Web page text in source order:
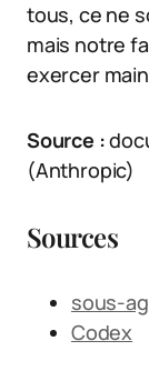
tous, ce ne
mais notre
exercer
Source :
(Anthropic)
Sources
sous-
Codex